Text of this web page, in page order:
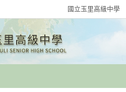
國立玉里高級中學